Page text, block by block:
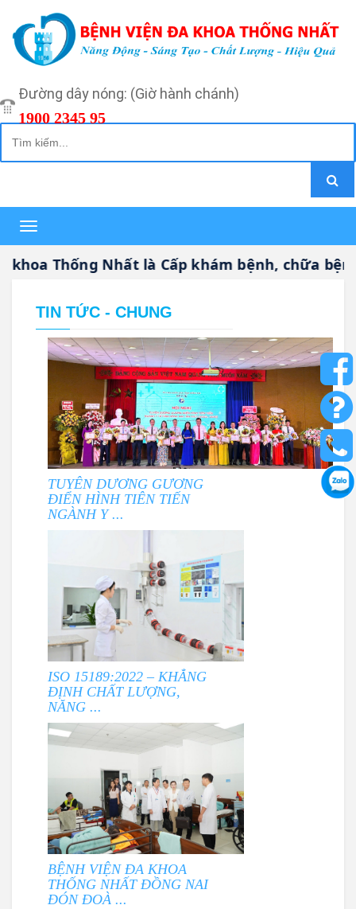
Đường dây nóng: (Giờ hành chánh)
1900 2345 95
Toggle
navigation
Thống Nhất là Cấp khám bệnh, chữa bệnh
TIN TỨC - CHUNG
TUYÊN DƯƠNG GƯƠNG
ĐIỂN HÌNH TIÊN TIẾN
NGÀNH Y ...
ISO 15189:2022 – KHẲNG
ĐỊNH CHẤT LƯỢNG,
NĂNG ...
BỆNH VIỆN ĐA KHOA
THỐNG NHẤT ĐỒNG NAI
ĐÓN ĐOÀ ...